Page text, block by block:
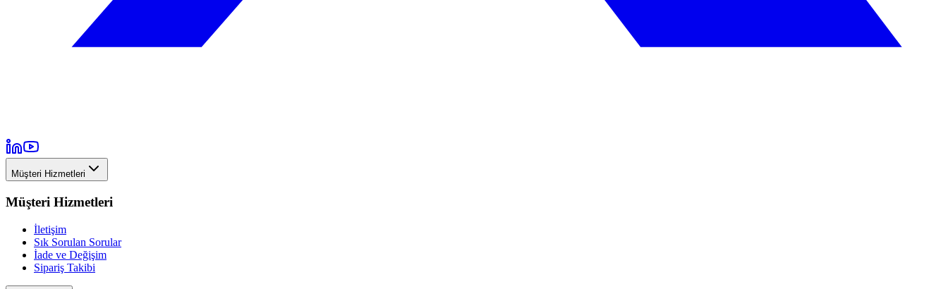
Müşteri Hizmetleri
Müşteri Hizmetleri
İletişim
Sık Sorulan Sorular
İade ve Değişim
Sipariş Takibi